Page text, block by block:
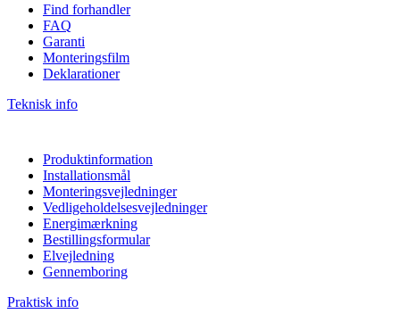
Find forhandler
FAQ
Garanti
Monteringsfilm
Deklarationer
Teknisk info
Produktinformation
Installationsmål
Monteringsvejledninger
Vedligeholdelsesvejledninger
Energimærkning
Bestillingsformular
Elvejledning
Gennemboring
Praktisk info